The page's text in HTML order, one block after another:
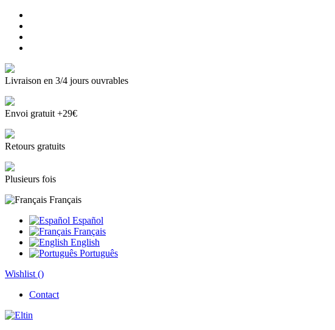
Livraison en 3/4 jours ouvrables
Envoi gratuit +29€
Retours gratuits
Plusieurs fois
Français
Español
Français
English
Português
Wishlist ()
Contact